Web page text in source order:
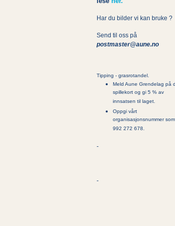
Har du bilder vi kan bruke ?
Send til oss på
postmaster@aune.no
Tipping - grasrotandel.
Meld Aune Grendelag på
spillekort og gi 5 % av
innsatsen til laget.
Oppgi vårt
organisasjonsnummer
992 272 678.
-
-